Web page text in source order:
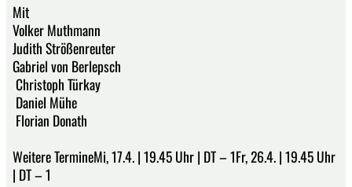
Mit
Volker Muthmann
Judith Strößenreuter
Gabriel von Berlepsch
Christoph Türkay
Daniel Mühe
Florian Donath
Weitere TermineMi, 17.4. | 19.45 Uhr | DT – 1Fr, 26.4. | 19.45 Uhr
| DT – 1